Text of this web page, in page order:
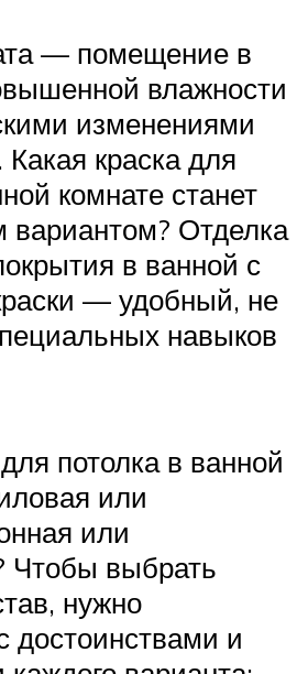
— помещение в
влажности
изменениями
краска для
комнате станет
Отделка
в ванной с
— удобный, не
навыков
потолка в ванной
или
или
Чтобы выбрать
нужно
достоинствами и